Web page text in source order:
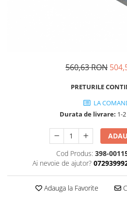
560,63 RON
PRETURILE
LA
Durata de livrare: 1-
Cod Produs: 398-
Ai nevoie de ajutor?
Adauga la Favorite